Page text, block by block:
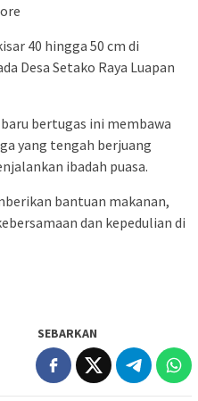
40 hingga 50 cm di
Desa Setako Raya Luapan
bertugas ini membawa
yang tengah berjuang
ibadah puasa.
bantuan makanan,
dan kepedulian di
SEBARKAN